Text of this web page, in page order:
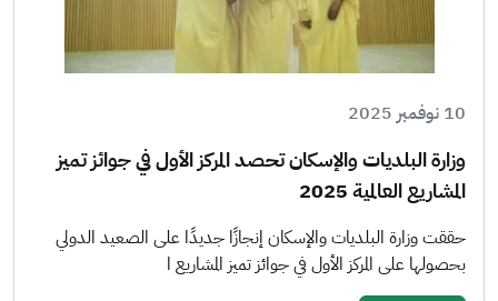
10 نوفمبر 2025
وزارة البلديات والإسكان تحصد المركز الأول في جوائز تميز
المشاريع العالمية 2025
حققت وزارة البلديات والإسكان إنجازًا جديدًا على الصعيد الدولي
بحصولها على المركز الأول في جوائز تميز المشاريع ا